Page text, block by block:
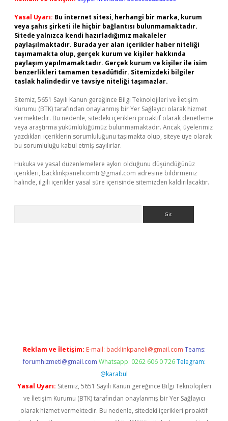
Yasal Uyarı: Bu internet sitesi, herhangi bir marka, kurum
veya şahıs şirketi ile hiçbir bağlantısı bulunmamaktadır.
Sitede yalnızca kendi hazırladığımız makaleler
paylaşılmaktadır. Burada yer alan içerikler haber niteliği
taşımamakta olup, gerçek kurum ve kişiler hakkında
paylaşım yapılmamaktadır. Gerçek kurum ve kişiler ile isim
benzerlikleri tamamen tesadüfidir. Sitemizdeki bilgiler
taslak halindedir ve tavsiye niteliği taşımazlar.
Sitemiz, 5651 Sayılı Kanun gereğince Bilgi Teknolojileri ve İletişim
Kurumu (BTK) tarafından onaylanmış bir Yer Sağlayıcı olarak hizmet
vermektedir. Bu nedenle, sitedeki içerikleri proaktif olarak denetleme
veya araştırma yükümlülüğümüz bulunmamaktadır. Ancak, üyelerimiz
yazdıkları içeriklerin sorumluluğunu taşımakta olup, siteye üye olarak
bu sorumluluğu kabul etmiş sayılırlar.
Hukuka ve yasal düzenlemelere aykırı olduğunu düşündüğünüz
içerikleri, backlinkpanelicomtr@gmail.com adresine bildirmeniz
halinde, ilgili içerikler yasal süre içerisinde sitemizden kaldırılacaktır.
Reklam ve İletişim: E-mail: backlinkpaneli@gmail.com Teams:
forumhizmeti@gmail.com Whatsapp: 0262 606 0 726 Telegram:
@karabul
Yasal Uyarı: Sitemiz, 5651 Sayılı Kanun gereğince Bilgi Teknolojileri
ve İletişim Kurumu (BTK) tarafından onaylanmış bir Yer Sağlayıcı
olarak hizmet vermektedir. Bu nedenle, sitedeki içerikleri proaktif